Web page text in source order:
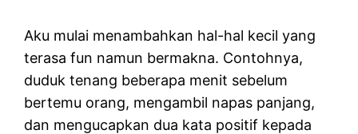
Aku mulai menambahkan hal-hal kecil yang
terasa fun namun bermakna. Contohnya,
duduk tenang beberapa menit sebelum
bertemu orang, mengambil napas panjang,
dan mengucapkan dua kata positif kepada